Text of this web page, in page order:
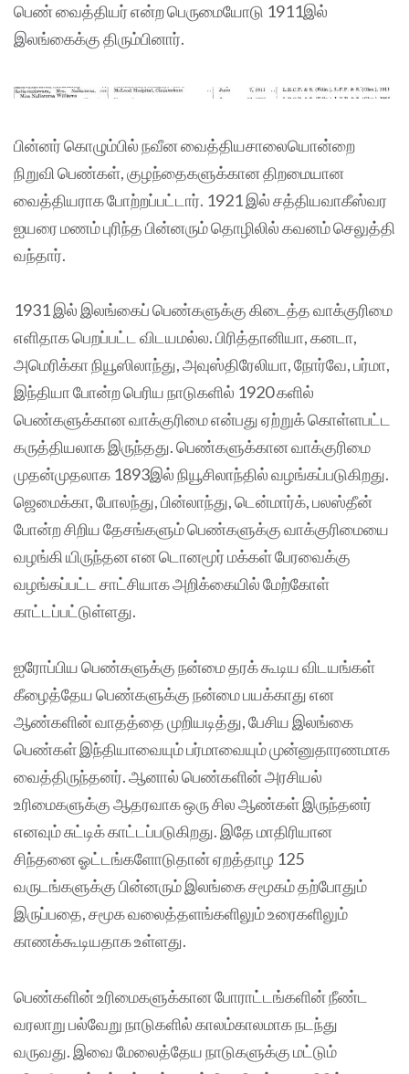
பெண் வைத்தியர் என்ற பெருமையோடு 1911இல்
இலங்கைக்கு திரும்பினார்.
பின்னர் கொழும்பில் நவீன வைத்தியசாலையொன்றை
நிறுவி பெண்கள், குழந்தைகளுக்கான திறமையான
வைத்தியராக போற்றப்பட்டார். 1921 இல் சத்தியவாகீஸ்வர
ஐயரை மணம் புரிந்த பின்னரும் தொழிலில் கவனம் செலுத்தி
வந்தார்.
1931 இல் இலங்கைப் பெண்களுக்கு கிடைத்த வாக்குரிமை
எளிதாக பெறப்பட்ட விடயமல்ல. பிரித்தானியா, கனடா,
அமெரிக்கா நியூஸிலாந்து, அவுஸ்திரேலியா, நோர்வே, பர்மா,
இந்தியா போன்ற பெரிய நாடுகளில் 1920 களில்
பெண்களுக்கான வாக்குரிமை என்பது ஏற்றுக் கொள்ளபட்ட
கருத்தியலாக இருந்தது. பெண்களுக்கான வாக்குரிமை
முதன்முதலாக 1893இல் நியூசிலாந்தில் வழங்கப்படுகிறது.
ஜெமைக்கா, போலந்து, பின்லாந்து, டென்மார்க், பலஸ்தீன்
போன்ற சிறிய தேசங்களும் பெண்களுக்கு வாக்குரிமையை
வழங்கி யிருந்தன என டொனமூர் மக்கள் பேரவைக்கு
வழங்கப்பட்ட சாட்சியாக அறிக்கையில் மேற்கோள்
காட்டப்பட்டுள்ளது.
ஐரோப்பிய பெண்களுக்கு நன்மை தரக் கூடிய விடயங்கள்
கீழைத்தேய பெண்களுக்கு நன்மை பயக்காது என
ஆண்களின் வாதத்தை முறியடித்து, பேசிய இலங்கை
பெண்கள் இந்தியாவையும் பர்மாவையும் முன்னுதாரணமாக
வைத்திருந்தனர். ஆனால் பெண்களின் அரசியல்
உரிமைகளுக்கு ஆதரவாக ஒரு சில ஆண்கள் இருந்தனர்
எனவும் சுட்டிக் காட்டப்படுகிறது. இதே மாதிரியான
சிந்தனை ஓட்டங்களோடுதான் ஏறத்தாழ 125
வருடங்களுக்கு பின்னரும் இலங்கை சமூகம் தற்போதும்
இருப்பதை, சமூக வலைத்தளங்களிலும் உரைகளிலும்
காணக்கூடியதாக உள்ளது.
பெண்களின் உரிமைகளுக்கான போராட்டங்களின் நீண்ட
வரலாறு பல்வேறு நாடுகளில் காலம்காலமாக நடந்து
வருவது. இவை மேலைத்தேய நாடுகளுக்கு மட்டும்